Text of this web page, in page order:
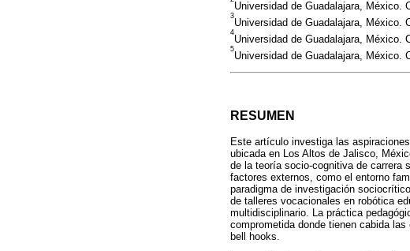
Universidad de Guadalajara, México.
3
Universidad de Guadalajara, México.
4
Universidad de Guadalajara, México.
5
Universidad de Guadalajara, México.
RESUMEN
Este artículo investiga las
ubicada en Los Altos de Jalisco,
de la teoría socio-cognitiva de carrera
factores externos, como el entorno
paradigma de investigación
de talleres vocacionales en robótica
multidisciplinario. La práctica
comprometida donde tienen cabida
bell hooks.